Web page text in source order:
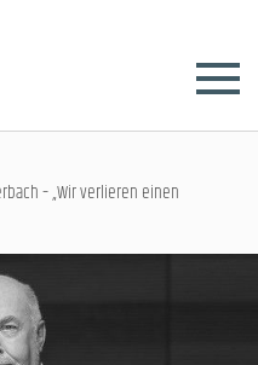
– „Wir verlieren einen